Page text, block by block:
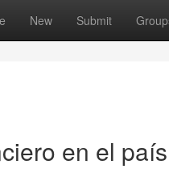
New Submit
en el